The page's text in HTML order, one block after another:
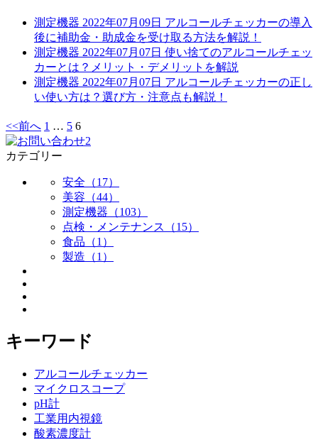
測定機器 2022年07月09日 アルコールチェッカーの導入
後に補助金・助成金を受け取る方法を解説！
測定機器 2022年07月07日 使い捨てのアルコールチェッ
カーとは？メリット・デメリットを解説
測定機器 2022年07月07日 アルコールチェッカーの正し
い使い方は？選び方・注意点も解説！
<<前へ 1 … 5 6
カテゴリー
安全（17）
美容（44）
測定機器（103）
点検・メンテナンス（15）
食品（1）
製造（1）
キーワード
アルコールチェッカー
マイクロスコープ
pH計
工業用内視鏡
酸素濃度計